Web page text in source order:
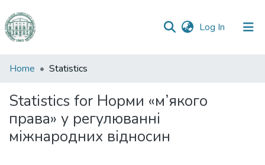
Log In (current)
Communities
Collections
All of DSpace
Home Statistics
Statistics for Норми «м’якого
права» у регулюванні
міжнародних відносин